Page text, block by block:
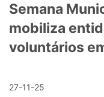
Semana
mobiliza
voluntários
27-11-25